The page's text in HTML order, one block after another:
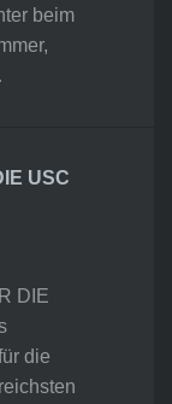
beim
USC
DIE
die